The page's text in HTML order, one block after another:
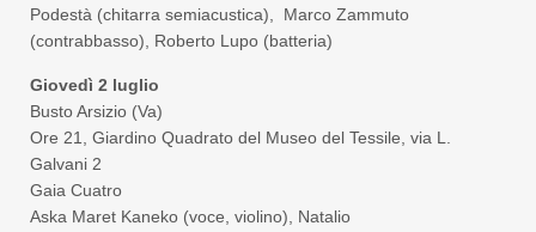
Podestà (chitarra semiacustica), Marco Zammuto
(contrabbasso), Roberto Lupo (batteria)
Giovedì 2 luglio
Busto Arsizio (Va)
Ore 21, Giardino Quadrato del Museo del Tessile, via L.
Galvani 2
Gaia Cuatro
Aska Maret Kaneko (voce, violino), Natalio